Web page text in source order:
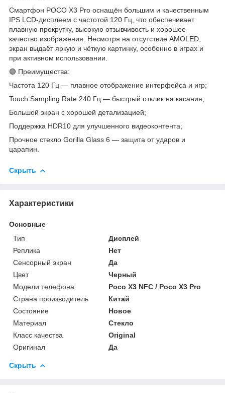
Смартфон POCO X3 Pro оснащён большим и качественным
IPS LCD-дисплеем с частотой 120 Гц, что обеспечивает
плавную прокрутку, высокую отзывчивость и хорошее
качество изображения. Несмотря на отсутствие AMOLED,
экран выдаёт яркую и чёткую картинку, особенно в играх и
при активном использовании.
🟢 Преимущества:
Частота 120 Гц — плавное отображение интерфейса и игр;
Touch Sampling Rate 240 Гц — быстрый отклик на касания;
Большой экран с хорошей детализацией;
Поддержка HDR10 для улучшенного видеоконтента;
Прочное стекло Gorilla Glass 6 — защита от ударов и
царапин.
Скрыть
Характеристики
Основные
Тип
Дисплей
Реплика
Нет
Сенсорный экран
Да
Цвет
Черный
Модели телефона
Poco X3 NFC / Poco X3 Pro
Страна производитель
Китай
Состояние
Новое
Материал
Стекло
Класс качества
Original
Оригинал
Да
Скрыть